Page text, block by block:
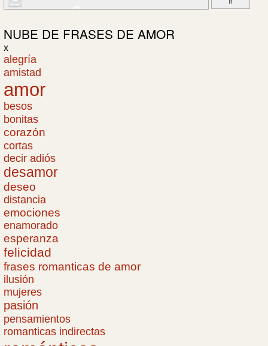
NUBE DE FRASES DE AMOR
x
alegría
amistad
amor
besos
bonitas
corazón
cortas
decir adiós
desamor
deseo
distancia
emociones
enamorado
esperanza
felicidad
frases romanticas de amor
ilusión
mujeres
pasión
pensamientos
romanticas indirectas